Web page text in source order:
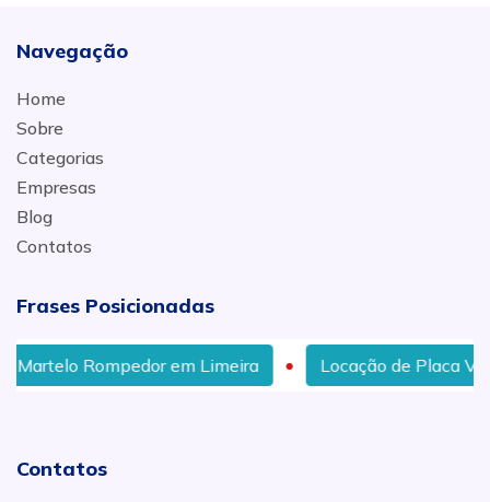
Navegação
Home
Sobre
Categorias
Empresas
Blog
Contatos
Frases Posicionadas
em Limeira Locação de Placa Vibratória
Contatos